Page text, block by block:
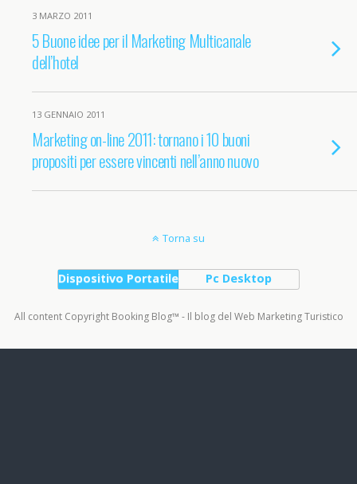
3 MARZO 2011
5 Buone idee per il Marketing Multicanale
dell’hotel
13 GENNAIO 2011
Marketing on-line 2011: tornano i 10 buoni
propositi per essere vincenti nell’anno nuovo
Torna su
Dispositivo Portatile Pc Desktop
All content Copyright Booking Blog™ - Il blog del Web Marketing Turistico